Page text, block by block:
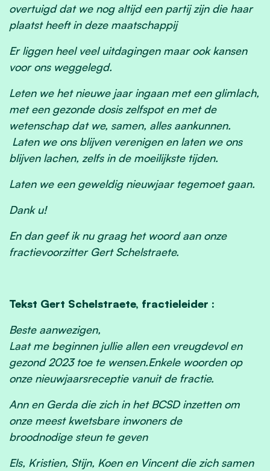
overtuigd dat we nog altijd een partij zijn die haar
plaatst heeft in deze maatschappij
Er liggen heel veel uitdagingen maar ook kansen
voor ons weggelegd.
Leten we het nieuwe jaar ingaan met een glimlach,
met een gezonde dosis zelfspot en met de
wetenschap dat we, samen, alles aankunnen.
Laten we ons blijven verenigen en laten we ons
blijven lachen, zelfs in de moeilijkste tijden.
Laten we een geweldig nieuwjaar tegemoet gaan.
Dank u!
En dan geef ik nu graag het woord aan onze
fractievoorzitter Gert Schelstraete.
Tekst Gert Schelstraete, fractieleider :
Beste aanwezigen,
Laat me beginnen jullie allen een vreugdevol en
gezond 2023 toe te wensen.Enkele woorden op
onze nieuwjaarsreceptie vanuit de fractie.
Ann en Gerda die zich in het BCSD inzetten om
onze meest kwetsbare inwoners de
broodnodige steun te geven
Els, Kristien, Stijn, Koen en Vincent die zich samen